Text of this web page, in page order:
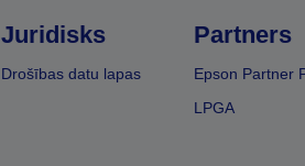
Juridisks
Drošības datu lapas
Partners
Epson Partner
LPGA